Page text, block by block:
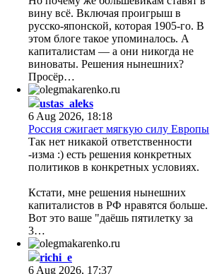
вину всё. Включая проигрыш в
русско-японской, которая 1905-го. В
этом блоге такое упоминалось. А
капиталистам — а они никогда не
виноваты. Решения нынешних?
Просёр…
ustas_aleks
6 Aug 2026, 18:18
Россия сжигает мягкую силу Европы
Так нет никакой ответственности
-изма :) есть решения конкретных
политиков в конкретных условиях.
Кстати, мне решения нынешних
капиталистов в РФ нравятся больше.
Вот это ваше "даёшь пятилетку за
3…
richi_e
6 Aug 2026, 17:37